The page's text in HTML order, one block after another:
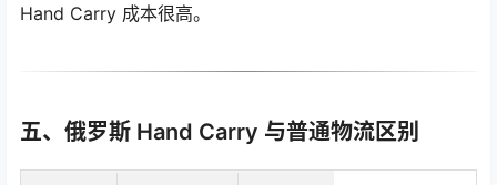
Hand Carry 成本很高。
五、俄罗斯 Hand Carry 与普通物流区别